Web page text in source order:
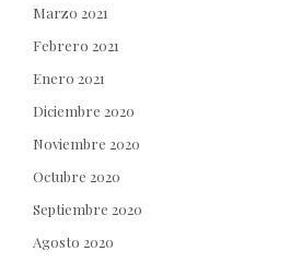
Marzo 2021
Febrero 2021
Enero 2021
Diciembre 2020
Noviembre 2020
Octubre 2020
Septiembre 2020
Agosto 2020